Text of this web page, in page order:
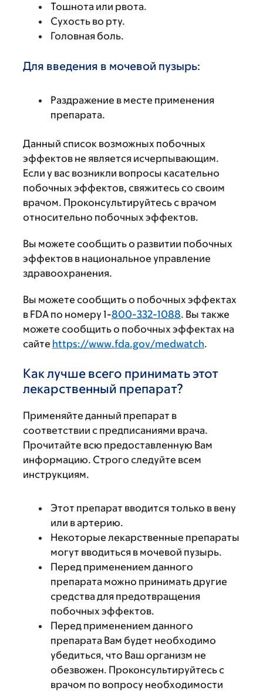
Тошнота или рвота.
Сухость во рту.
Головная боль.
Для введения в мочевой пузырь:
Раздражение в месте применения
препарата.
Данный список возможных побочных
эффектов не является исчерпывающим.
Если у вас возникли вопросы касательно
побочных эффектов, свяжитесь со своим
врачом. Проконсультируйтесь с врачом
относительно побочных эффектов.
Вы можете сообщить о развитии побочных
эффектов в национальное управление
здравоохранения.
Вы можете сообщить о побочных эффектах
в FDA по номеру 1-800-332-1088. Вы также
можете сообщить о побочных эффектах на
сайте https://www.fda.gov/medwatch.
Как лучше всего принимать этот
лекарственный препарат?
Применяйте данный препарат в
соответствии с предписаниями врача.
Прочитайте всю предоставленную Вам
информацию. Строго следуйте всем
инструкциям.
Этот препарат вводится только в вену
или в артерию.
Некоторые лекарственные препараты
могут вводиться в мочевой пузырь.
Перед применением данного
препарата можно принимать другие
средства для предотвращения
побочных эффектов.
Перед применением данного
препарата Вам будет необходимо
убедиться, что Ваш организм не
обезвожен. Проконсультируйтесь с
врачом по вопросу необходимости